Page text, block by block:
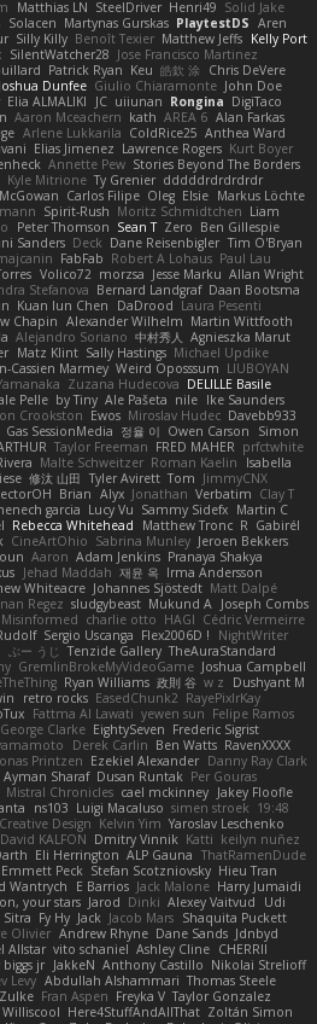
Matthias LN SteelDriver Henri49 Solid Jake
Solacen Martynas Gurskas PlaytestDS Aren
Silly Killy Benoît Texier Matthew Jeffs Kelly Port
SilentWatcher28 Jose Francisco Martinez
Patrick Ryan Keu 皓欽 涂 Chris DeVere
Joshua Dunfee Giulio Chiaramonte John Doe
Elia ALMALIKI JC uiiunan Rongina DigiTaco
Aaron Mceachern kath AREA 6 Alan Farkas
Arlene Lukkarila ColdRice25 Anthea Ward
Elias Jimenez Lawrence Rogers Kurt Boyer
Annette Pew Stories Beyond The Borders
Kyle Mitrione Ty Grenier dddddrdrdrdrdr
Carlos Filipe Oleg Elsie Markus Löchte
Spirit-Rush Moritz Schmidtchen Liam
Peter Thomson Sean T Zero Ben Gillespie
Sanders Deck Dane Reisenbigler Tim O'Bryan
FabFab Robert A Lohaus Paul Lau
Volico72 morzsa Jesse Marku Allan Wright
Stefanova Bernard Landgraf Daan Bootsma
Kuan lun Chen DaDrood Laura Pesenti
Chapin Alexander Wilhelm Martin Wittfooth
Alejandro Soriano 中村秀人
Agnieszka Marut
Matz Klint Sally Hastings Michael Updike
Cassien Marmey Weird Oposssum LIUBOYAN
Zuzana Hudecova DELILLE Basile
Pelle by Tiny Ale Pašeta nile Ike Saunders
Crookston Ewos Miroslav Hudec Davebb933
Gas SessionMedia 정율 이 Owen Carson
Simon
Taylor Freeman FRED MAHER prfctwhite
Malte Schweitzer Roman Kaelin
Isabella
修汰 山田 Tyler Avirett Tom JimmyCNX
Brian Alyx Jonathan Verbatim Clay T
garcia Lucy Vu Sammy Sidefx Martin C
Rebecca Whitehead Matthew Tronc R Gabirél
CineArtOhio Sabrina Munley Jeroen Bekkers
Aaron Adam Jenkins Pranaya Shakya
Jehad Maddah 재윤 옥 Irma Andersson
Whiteacre Johannes Sjöstedt Matt Dalpé
Regez sludgybeast Mukund A Joseph Combs
charlie otto HAGI Cédric Vermeirre
Sergio Uscanga Flex2006D !
NightWriter
ぶー うじ Tenzide Gallery TheAuraStandard
GremlinBrokeMyVideoGame Joshua Campbell
Ryan Williams 政則 谷 w z
Dushyant M
retro rocks EasedChunk2 RayePixlrKay
Fattma Al Lawati yewen sun Felipe Ramos
George Clarke EightySeven Frederic Sigrist
Derek Carlin Ben Watts RavenXXXX
Printzen Ezekiel Alexander Danny Ray Clark
Ayman Sharaf Dusan Runtak Per Gouras
Mistral Chronicles cael mckinney Jakey Floofle
ns103 Luigi Macaluso simen stroek 19:48
Design Kelvin Yim Yaroslav Leschenko
David KALFON Dmitry Vinnik Katti keilyn nuñez
Eli Herrington ALP Gauna ThatRamenDude
Emmett Peck Stefan Scotzniovsky Hieu Tran
Wantrych E Barrios Jack Malone Harry Jumaidi
your stars Jarod Dinki Alexey Vaitvud
Udi
Fy Hy Jack Jacob Mars Shaquita Puckett
Olivier Andrew Rhyne Dane Sands Jdnbyd
Allstar vito schaniel Ashley Cline CHERRII
biggs jr JakkeN Anthony Castillo Nikolai Strelioff
Levy Abdullah Alshammari Thomas Steele
Fran Aspen Freyka V Taylor Gonzalez
Williscool Here4StuffAndAllThat Zoltán Simon